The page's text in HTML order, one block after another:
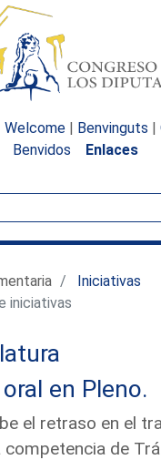
Welcome | Benvinguts |
Benvidos
Enlaces
Iniciativas
iniciativas
en Pleno.
el retraso en el
competencia de